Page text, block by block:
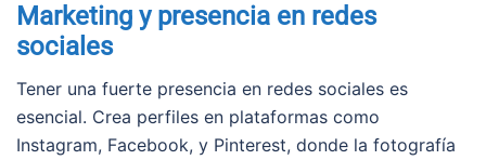
Marketing y presencia en redes
sociales
Tener una fuerte presencia en redes sociales es
esencial. Crea perfiles en plataformas como
Instagram, Facebook, y Pinterest, donde la fotografía